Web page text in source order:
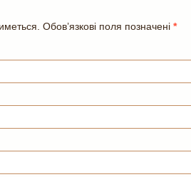
Обов’язкові поля позначені *